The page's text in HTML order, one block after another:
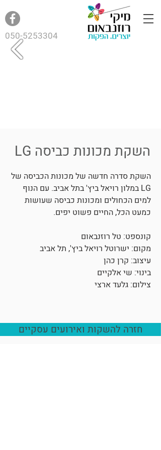
050-5253304
השקת מכונות כביסה LG
השקת סדרה חדשה של מכונות הכביסה של
LG במלון רויאל ביץ' בתל אביב. עם הנוף
למים הכחולים ומכונות כביסה שעושות
כמעט הכל, החיים פשוט יפים.
קונספט: טל רוזנבאום
מקום: ישרוטל רויאל ביץ', תל אביב
עיצוב: קרן כהן
בינוי: שי אלקיים
צילום: גלעד ארצי
חזרה להשקות ואירועים עסקיים